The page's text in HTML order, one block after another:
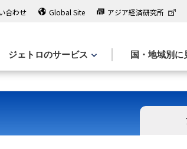
合わせ Global Site アジア経済研究所
ジェトロのサービス 国・地域別に